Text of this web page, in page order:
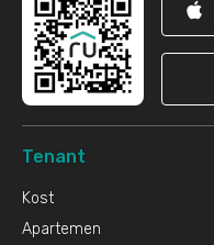
Tenant
Kost
Apartemen